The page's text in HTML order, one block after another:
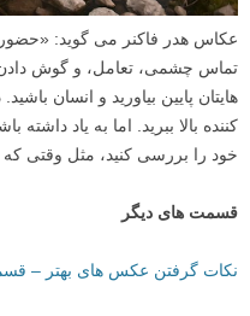
عکاس هدر فاکنر می گوید: «حضور
تماس چشمی، تعامل، و گوش
هایتان پایین بیاورید و انسان
کننده بالا ببرید. اما به یاد داشته
خود را بررسی کنید، مثل وقتی
قسمت های دیگر
نکات گرفتن عکس های بهتر –